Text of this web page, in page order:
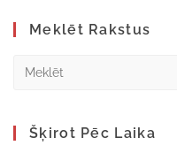
Meklēt Rakstus
Šķirot Pēc Laika